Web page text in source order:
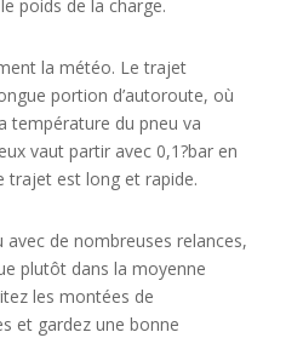
poids de la charge.
la météo. Le trajet
portion d’autoroute, où
température du pneu va
vaut partir avec 0,1?bar en
trajet est long et rapide.
avec de nombreuses relances,
plutôt dans la moyenne
les montées de
et gardez une bonne